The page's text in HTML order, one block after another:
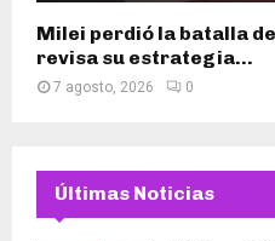
Milei perdió la batalla
revisa su estrategia...
7 agosto, 2026 0
Últimas Noticias